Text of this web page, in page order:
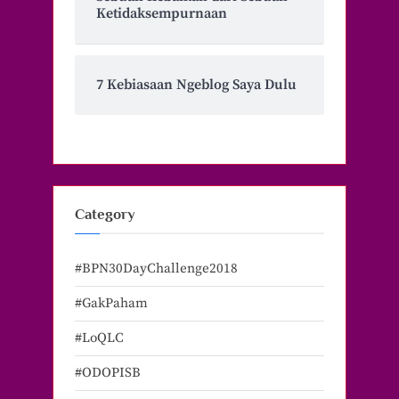
Ketidaksempurnaan
7 Kebiasaan Ngeblog Saya Dulu
Category
#BPN30DayChallenge2018
#GakPaham
#LoQLC
#ODOPISB